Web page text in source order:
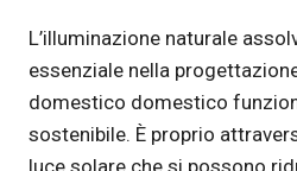
L’illuminazione naturale
essenziale nella
domestico domestico
sostenibile. È proprio
luce solare che si possono